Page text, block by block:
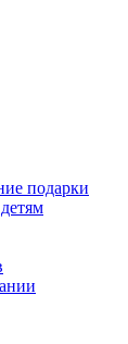
подарки